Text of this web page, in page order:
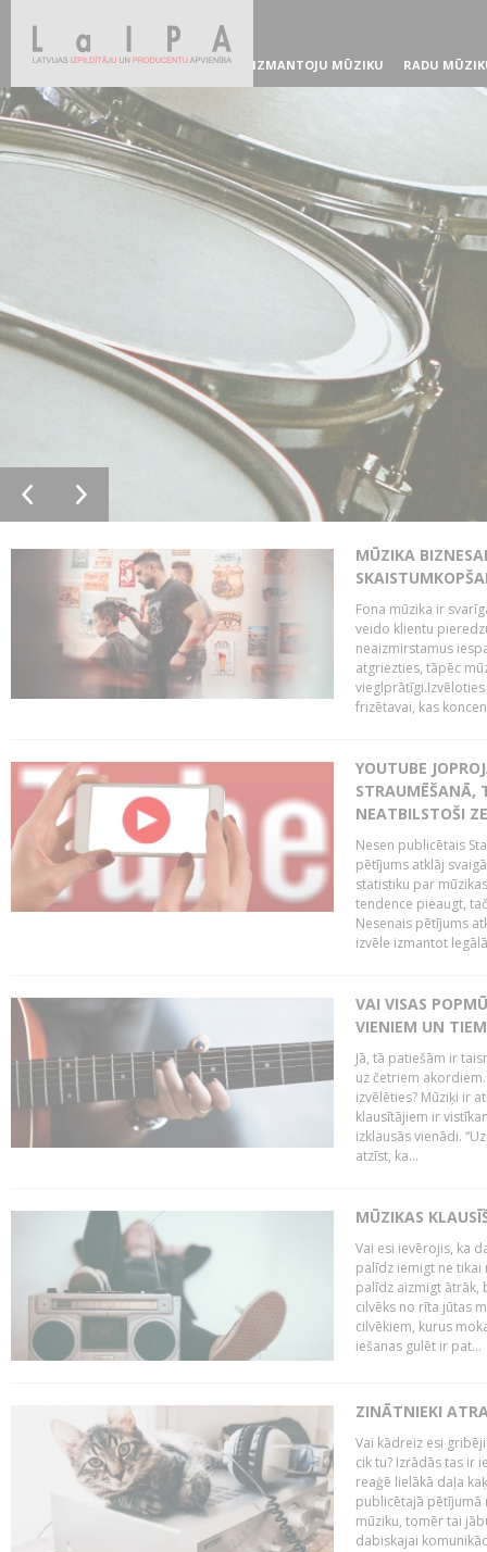
IZMANTOJU MŪZIKU RADU
MŪZIKA
Fona mūzika ir
veido klientu
neaizmirstamus
atgriezties, tāpēc
frizētavai, kas
YOUTUBE
STRAUMĒŠANĀ,
NEATBILSTOŠI
Nesen publicētais
pētījums atklāj
statistiku par
tendence pieaugt,
Nesenais pētījums
izvēle izmantot
VAI VISAS
VIENIEM UN
Jā, tā patiešām ir
uz četriem
izvēlēties? Mūziķi ir
klausītājiem ir
izklausās vienādi.
atzīst, ka...
MŪZIKAS
Vai esi ievērojis, ka
palīdz iemigt ne tikai
palīdz aizmigt ātrāk,
cilvēks no rīta jūtas
cilvēkiem, kurus
iešanas gulēt ir pat...
ZINĀTNIEKI
Vai kādreiz esi
cik tu? Izrādās tas ir
reaģē lielākā daļa
publicētajā pētījumā
mūziku, tomēr tai
dabiskajai